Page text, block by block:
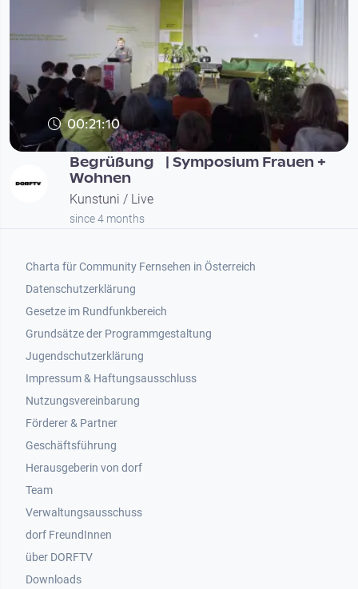
00:21:10
Begrüßung | Symposium Frauen +
Wohnen
Kunstuni / Live
since 4 months
Footer 1
Charta für Community Fernsehen in Österreich
Datenschutzerklärung
Gesetze im Rundfunkbereich
Grundsätze der Programmgestaltung
Jugendschutzerklärung
Impressum & Haftungsausschluss
Nutzungsvereinbarung
Footer 2
Förderer & Partner
Geschäftsführung
Herausgeberin von dorf
Team
Verwaltungsausschuss
dorf FreundInnen
Footer 3
über DORFTV
Downloads